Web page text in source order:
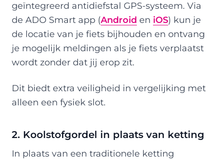
geïntegreerd antidiefstal GPS-systeem. Via
de ADO Smart app (Android en iOS) kun je
de locatie van je fiets bijhouden en ontvang
je mogelijk meldingen als je fiets verplaatst
wordt zonder dat jij erop zit.
Dit biedt extra veiligheid in vergelijking met
alleen een fysiek slot.
2. Koolstofgordel in plaats van ketting
In plaats van een traditionele ketting